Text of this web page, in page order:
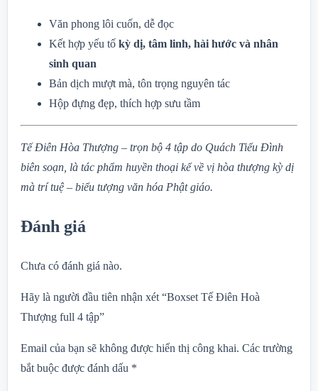
Văn phong lôi cuốn, dễ đọc
Kết hợp yếu tố kỳ dị, tâm linh, hài hước và nhân
sinh quan
Bản dịch mượt mà, tôn trọng nguyên tác
Hộp đựng đẹp, thích hợp sưu tầm
Tế Điên Hòa Thượng – trọn bộ 4 tập do Quách Tiểu Đình
biên soạn, là tác phẩm huyền thoại kể về vị hòa thượng kỳ dị
mà trí tuệ – biểu tượng văn hóa Phật giáo.
Đánh giá
Chưa có đánh giá nào.
Hãy là người đầu tiên nhận xét “Boxset Tế Điên Hoà
Thượng full 4 tập”
Email của bạn sẽ không được hiển thị công khai. Các trường
bắt buộc được đánh dấu *